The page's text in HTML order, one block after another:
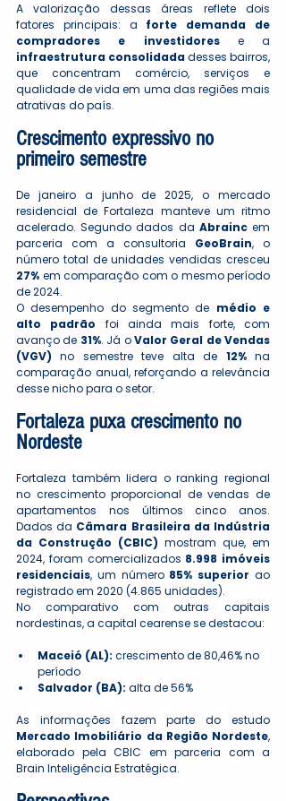
A valorização dessas áreas reflete dois
fatores principais: a forte demanda de
compradores e investidores
infraestrutura consolidada desses bairros,
que concentram comércio, serviços e
qualidade de vida em uma das regiões mais
atrativas do país.
Crescimento expressivo no
primeiro semestre
De janeiro a junho de 2025, o mercado
residencial de Fortaleza manteve um ritmo
acelerado. Segundo dados da Abrainc em
parceria com a consultoria GeoBrain, o
27% em comparação com o mesmo período
de 2024.
O desempenho do segmento de médio e
alto padrão foi ainda mais forte, com
avanço de 31%. Já o Valor Geral de Vendas
(VGV) no semestre teve alta de 12% na
comparação anual, reforçando a relevância
desse nicho para o setor.
Fortaleza puxa crescimento no
Nordeste
Fortaleza também lidera o ranking regional
no crescimento proporcional de vendas de
apartamentos nos últimos cinco anos.
Dados da Câmara Brasileira da Indústria
da Construção (CBIC) mostram que, em
2024, foram comercializados 8.998 imóveis
residenciais, um número 85% superior ao
registrado em 2020 (4.865 unidades).
No comparativo com outras capitais
nordestinas, a capital cearense se destacou:
Maceió (AL): crescimento de 80,46% no
período
Salvador (BA): alta de 56%
Mercado Imobiliário da Região Nordeste,
elaborado pela CBIC em parceria com a
Brain Inteligência Estratégica.